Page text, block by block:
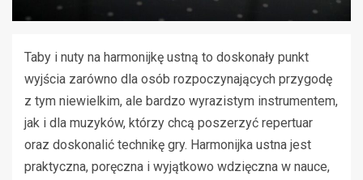
Taby i nuty na harmonijkę ustną to doskonały punkt
wyjścia zarówno dla osób rozpoczynających przygodę
z tym niewielkim, ale bardzo wyrazistym instrumentem,
jak i dla muzyków, którzy chcą poszerzyć repertuar
oraz doskonalić technikę gry. Harmonijka ustna jest
praktyczna, poręczna i wyjątkowo wdzięczna w nauce,